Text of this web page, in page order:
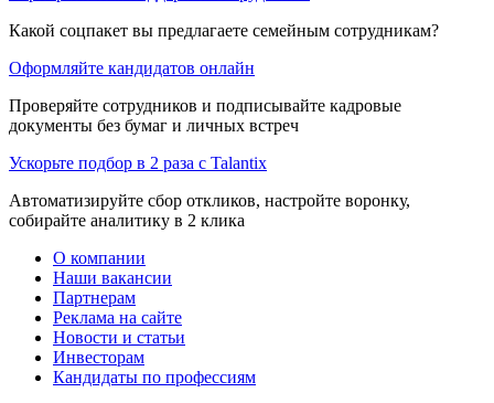
Какой соцпакет вы предлагаете семейным сотрудникам?
Оформляйте кандидатов онлайн
Проверяйте сотрудников и подписывайте кадровые
документы без бумаг и личных встреч
Ускорьте подбор в 2 раза с Talantix
Автоматизируйте сбор откликов, настройте воронку,
собирайте аналитику в 2 клика
О компании
Наши вакансии
Партнерам
Реклама на сайте
Новости и статьи
Инвесторам
Кандидаты по профессиям